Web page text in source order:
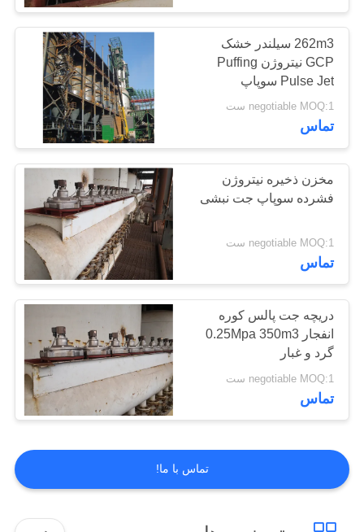
262m3 سیلندر خشک
GCP نیتروژن Puffing
Pulse Jet سوپاپ
negotiable MOQ:1 ست
تماس
مخزن ذخیره نیتروژن
فشرده سوپاپ جت نبشی
negotiable MOQ:1 ست
تماس
دریچه جت پالس کوره
انفجار 0.25Mpa 350m3
گرد و غبار
negotiable MOQ:1 ست
تماس
تماس با ما!